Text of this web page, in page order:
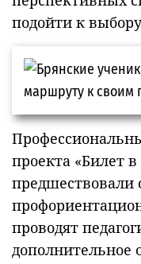
подойти к
проекта «Билет
предшествовали
проводят
дополнительное